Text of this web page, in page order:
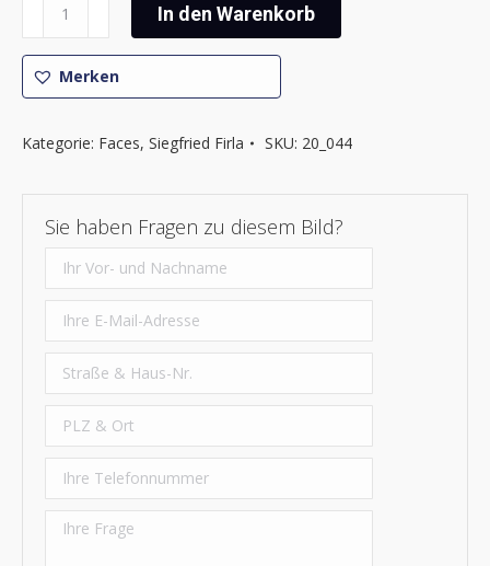
Faces
XX
In den Warenkorb
Merken
Kategorie: Faces, Siegfried Firla SKU: 20_044
Sie haben Fragen zu diesem Bild?